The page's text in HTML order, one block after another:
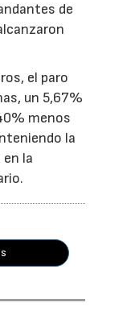
de
el paro
un 5,67%
menos
la
la